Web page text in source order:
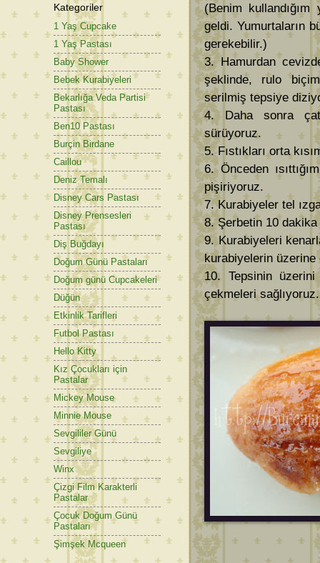
(Benim
geldi. Yumurtaların
gerekebilir.)
3. Hamurdan
şeklinde, rulo
serilmiş tepsiye
4. Daha sonra
sürüyoruz.
5. Fıstıkları orta
6. Önceden
pişiriyoruz.
7. Kurabiyeler tel
8. Şerbetin 10
9. Kurabiyeleri
kurabiyelerin üzerine
10. Tepsinin
çekmeleri sağlıyoruz.
Kategoriler
1 Yaş Cupcake
1 Yaş Pastası
Baby Shower
Bebek Kurabiyeleri
Bekarlığa Veda Partisi
Pastası
Ben10 Pastası
Burçin Birdane
Caillou
Deniz Temalı
Disney Cars Pastası
Disney Prensesleri
Pastası
Diş Buğdayı
Doğum Günü Pastaları
Doğum günü Cupcakeleri
Düğün
Etkinlik Tarifleri
Futbol Pastası
Hello Kitty
Kız Çocukları için
Pastalar
Mickey Mouse
Minnie Mouse
Sevgililer Günü
Sevgiliye
Winx
Çizgi Film Karakterli
Pastalar
Çocuk Doğum Günü
Pastaları
Şimşek Mcqueen